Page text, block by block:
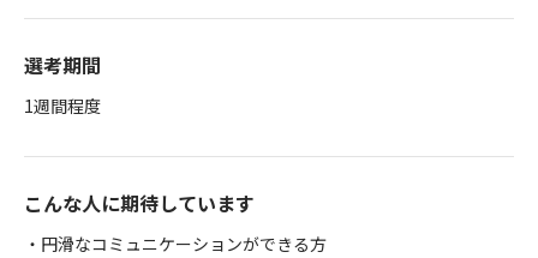
選考期間
1週間程度
こんな人に期待しています
・円滑なコミュニケーションができる方